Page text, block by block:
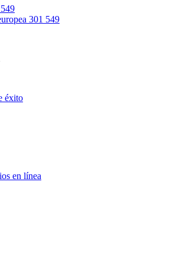
301 549
éxito
en línea